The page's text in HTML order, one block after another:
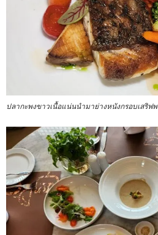
ปลากะพงขาวเนื้อแน่นนำมาย่างหนังกรอบเสริฟ